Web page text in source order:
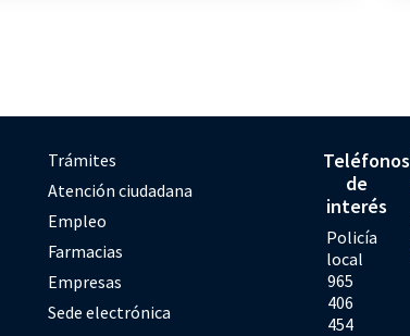
Trámites
Atención ciudadana
Empleo
Farmacias
Empresas
Sede electrónica
Teléfonos
de
interés
Policía
local
965
406
454